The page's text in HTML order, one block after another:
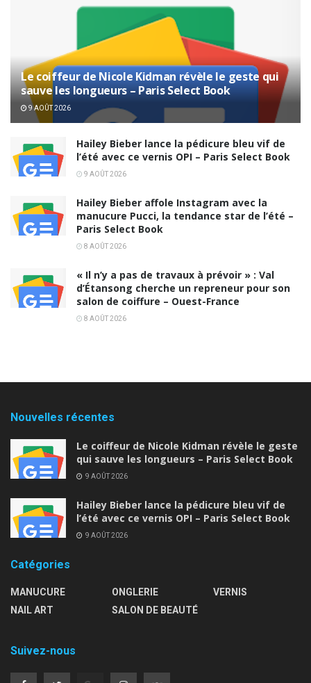
Le coiffeur de Nicole Kidman révèle le geste qui
sauve les longueurs – Paris Select Book
9 AOÛT 2026
Hailey Bieber lance la pédicure bleu vif de
l’été avec ce vernis OPI – Paris Select Book
9 AOÛT 2026
Hailey Bieber affole Instagram avec la
manucure Pucci, la tendance star de l’été –
Paris Select Book
8 AOÛT 2026
« Il n’y a pas de travaux à prévoir » : Val
d’Étansong cherche un repreneur pour son
salon de coiffure – Ouest-France
8 AOÛT 2026
Nouvelles récentes
Le coiffeur de Nicole Kidman révèle le geste
qui sauve les longueurs – Paris Select Book
9 AOÛT 2026
Hailey Bieber lance la pédicure bleu vif de
l’été avec ce vernis OPI – Paris Select Book
9 AOÛT 2026
Catégories
MANUCURE
NAIL ART
ONGLERIE
SALON DE BEAUTÉ
VERNIS
Suivez-nous